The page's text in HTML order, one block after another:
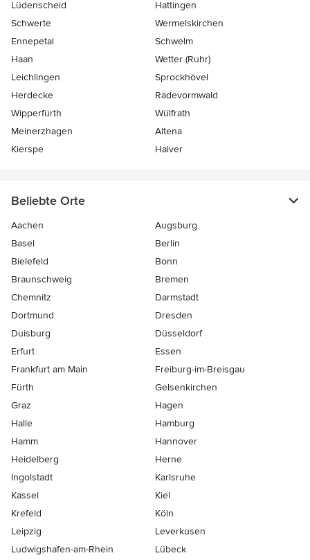
Lüdenscheid
Hattingen
Schwerte
Wermelskirchen
Ennepetal
Schwelm
Haan
Wetter (Ruhr)
Leichlingen
Sprockhövel
Herdecke
Radevormwald
Wipperfürth
Wülfrath
Meinerzhagen
Altena
Kierspe
Halver
Beliebte Orte
Aachen
Augsburg
Basel
Berlin
Bielefeld
Bonn
Braunschweig
Bremen
Chemnitz
Darmstadt
Dortmund
Dresden
Duisburg
Düsseldorf
Erfurt
Essen
Frankfurt am Main
Freiburg-im-Breisgau
Fürth
Gelsenkirchen
Graz
Hagen
Halle
Hamburg
Hamm
Hannover
Heidelberg
Herne
Ingolstadt
Karlsruhe
Kassel
Kiel
Krefeld
Köln
Leipzig
Leverkusen
Ludwigshafen-am-Rhein
Lübeck